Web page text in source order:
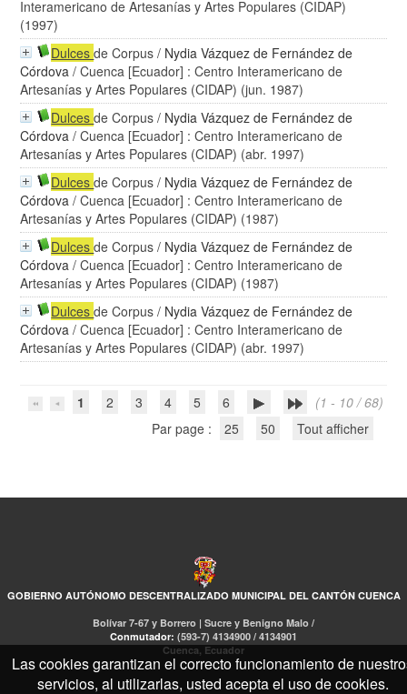
Interamericano de Artesanías y Artes Populares (CIDAP)
(1997)
Dulcesde Corpus / Nydia Vázquez de Fernández de
Córdova / Cuenca [Ecuador] : Centro Interamericano de
Artesanías y Artes Populares (CIDAP) (jun. 1987)
Dulcesde Corpus / Nydia Vázquez de Fernández de
Córdova / Cuenca [Ecuador] : Centro Interamericano de
Artesanías y Artes Populares (CIDAP) (abr. 1997)
Dulcesde Corpus / Nydia Vázquez de Fernández de
Córdova / Cuenca [Ecuador] : Centro Interamericano de
Artesanías y Artes Populares (CIDAP) (1987)
Dulcesde Corpus / Nydia Vázquez de Fernández de
Córdova / Cuenca [Ecuador] : Centro Interamericano de
Artesanías y Artes Populares (CIDAP) (1987)
Dulcesde Corpus / Nydia Vázquez de Fernández de
Córdova / Cuenca [Ecuador] : Centro Interamericano de
Artesanías y Artes Populares (CIDAP) (abr. 1997)
1 2 3 4 5 6
(1 - 10 / 68)
Par page :
25 50 Tout afficher
GOBIERNO AUTÓNOMO DESCENTRALIZADO MUNICIPAL DEL CANTÓN CUENCA
Bolívar 7-67 y Borrero | Sucre y Benigno Malo /
Conmutador: (593-7) 4134900 / 4134901
Cuenca, Ecuador
Las cookies garantizan el correcto funcionamiento de
servicios, al utilizarlas, usted acepta el uso de cookies.